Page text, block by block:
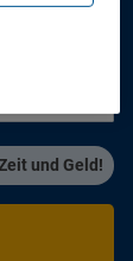
und Geld!